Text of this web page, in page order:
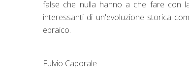
false che nulla hanno a che fare con
interessanti di un'evoluzione storica
ebraico.
Fulvio Caporale